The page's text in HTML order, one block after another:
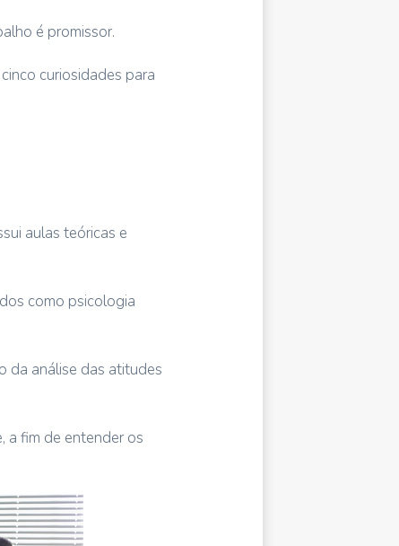
é promissor.
curiosidades para
aulas teóricas e
como psicologia
da análise das atitudes
a fim de entender os